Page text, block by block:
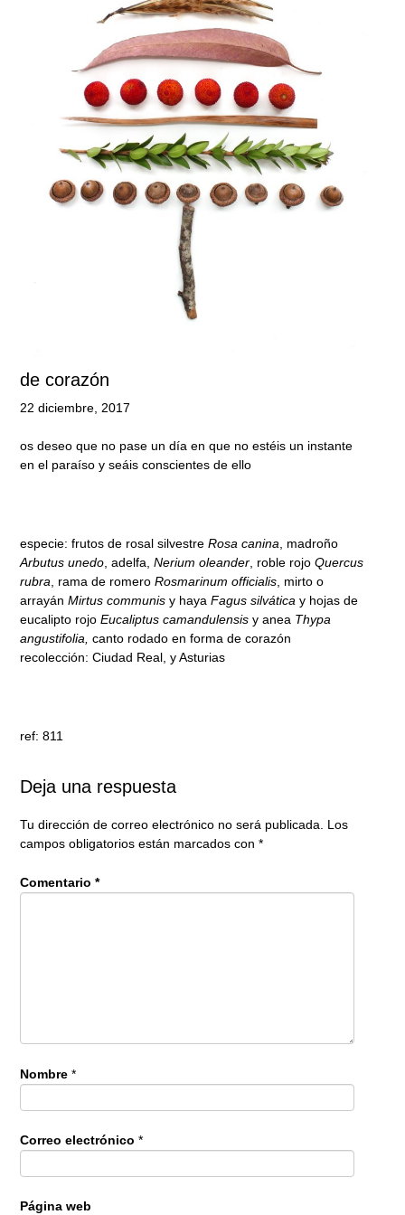
de corazón
22 diciembre, 2017
os deseo que no pase un día en que no estéis un instante
en el paraíso y seáis conscientes de ello
especie: frutos de rosal silvestre Rosa canina, madroño
Arbutus unedo, adelfa, Nerium oleander, roble rojo Quercus
rubra, rama de romero Rosmarinum officialis, mirto o
arrayán Mirtus communis y haya Fagus silvática y hojas de
eucalipto rojo Eucaliptus camandulensis y anea Thypa
angustifolia, canto rodado en forma de corazón
recolección: Ciudad Real, y Asturias
ref: 811
Deja una respuesta
Tu dirección de correo electrónico no será publicada.
Los
campos obligatorios están marcados con *
Comentario *
Nombre *
Correo electrónico *
Página web